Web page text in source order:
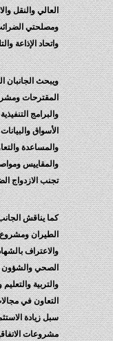
العالي والنقل
ومصلحتي الضرائب
واتحاد الإذاعة
ويبحث الجانبان
المقترحات
والبرامج
الأسواق
والمساعدة
والمقاييس
تجنب الازدواج
كما يناقش
الطيران ومشروع
والاعتراف
الصحي والشؤون
والتربية
التعاون في
سبل زيادة
مشروعات